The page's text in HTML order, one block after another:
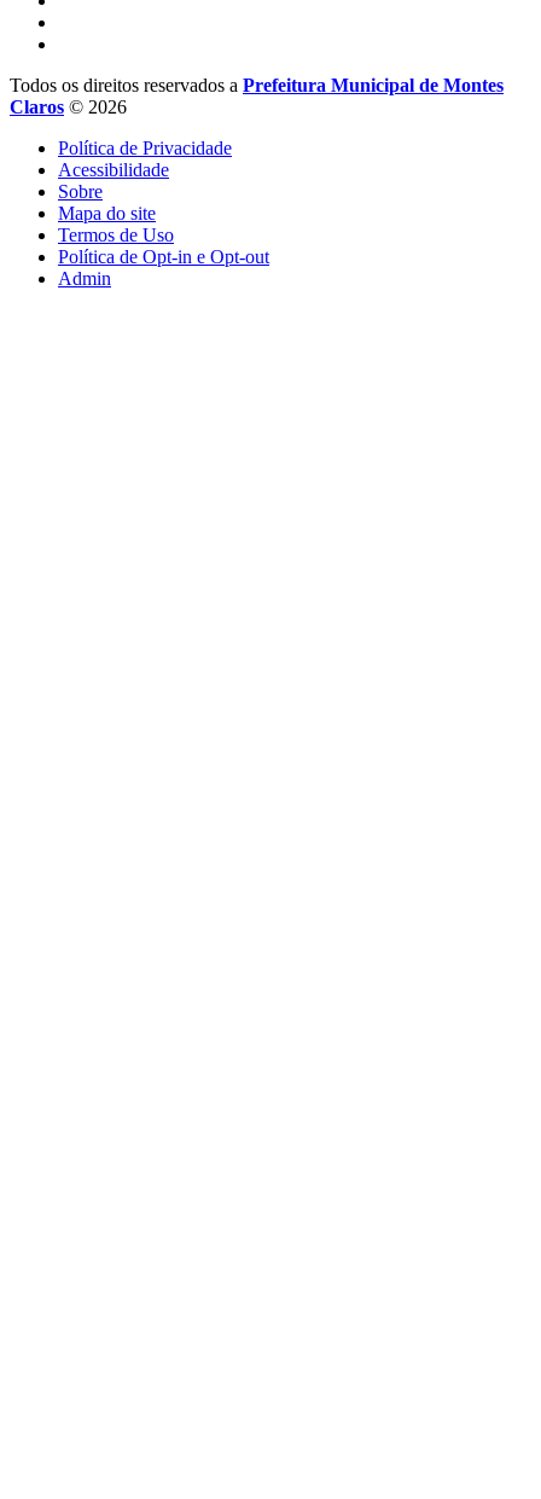
Todos os direitos reservados a Prefeitura Municipal de Montes
Claros © 2026
Política de Privacidade
Acessibilidade
Sobre
Mapa do site
Termos de Uso
Política de Opt-in e Opt-out
Admin